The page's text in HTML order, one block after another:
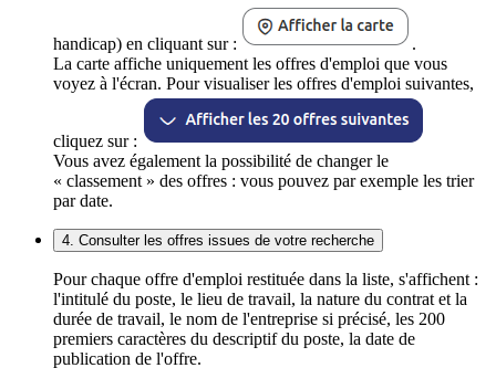
handicap) en cliquant sur :
.
La carte affiche uniquement les offres d'emploi que vous
voyez à l'écran. Pour visualiser les offres d'emploi suivantes,
cliquez sur :
Vous avez également la possibilité de changer le
« classement » des offres : vous pouvez par exemple les trier
par date.
4. Consulter les offres issues de votre recherche
Pour chaque offre d'emploi restituée dans la liste, s'affichent :
l'intitulé du poste, le lieu de travail, la nature du contrat et la
durée de travail, le nom de l'entreprise si précisé, les 200
premiers caractères du descriptif du poste, la date de
publication de l'offre.